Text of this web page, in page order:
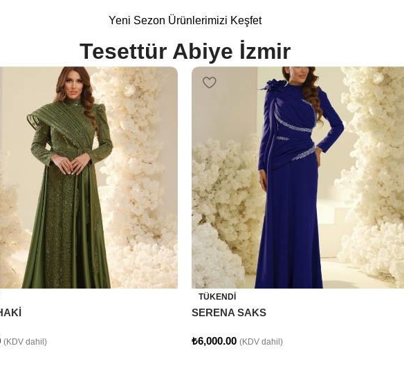
Yeni Sezon Ürünlerimizi Keşfet
Tesettür Abiye İzmir
(KDV dahil)
TÜKENDI
SERENA SAKS
₺6,000.00 (KDV dahil)